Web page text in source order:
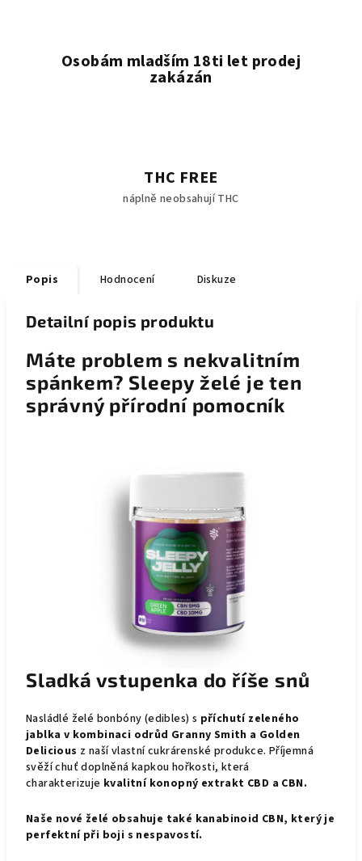
Osobám mladším 18ti let prodej
zakázán
THC FREE
náplně neobsahují THC
Popis Hodnocení Diskuze
Detailní popis produktu
Máte problem s nekvalitním
spánkem? Sleepy želé je ten
správný přírodní pomocník
Sladká vstupenka do říše snů
Nasládlé želé bonbóny (edibles) s příchutí zeleného
jablka v kombinaci odrůd Granny Smith a Golden
Delicious z naší vlastní cukrárenské produkce. Příjemná
svěží chuť doplněná kapkou hořkosti, která
charakterizuje kvalitní konopný extrakt CBD a CBN.
Naše nové želé obsahuje také kanabinoid CBN, který je
perfektní při boji s nespavostí.